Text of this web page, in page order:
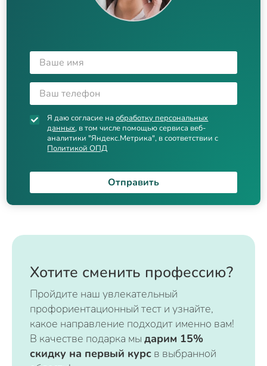
Я даю согласие наобработку персональных
данных, в том числе помощью сервиса веб-
аналитики "Яндекс.Метрика", в соответствии с
Политикой ОПД
Отправить
Хотите сменить профессию?
Пройдите наш увлекательный
профориентационный тест и узнайте,
какое направление подходит именно вам!
В качестве подарка мы дарим 15%
скидку на первый курс в выбранной